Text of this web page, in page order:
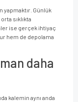
yapmaktır. Günlük
sıklıkta
ise gerçek ihtiyaç
hem de depolama
daha
kalemin aynı anda